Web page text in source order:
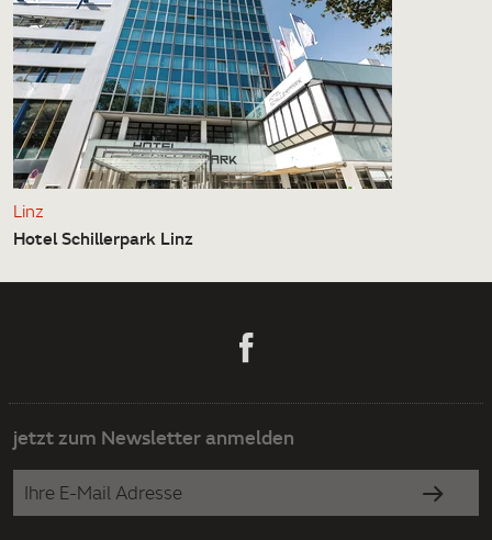
Linz
Hotel Schillerpark Linz
jetzt zum Newsletter anmelden